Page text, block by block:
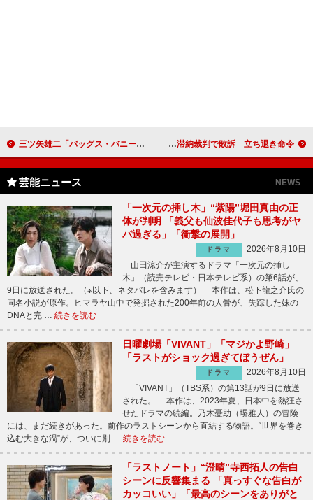
三ツ矢雄二「バッグス・バニーたちはＢ型だと思う」 豪華声優陣が８年ぶりに集結 オセロ・中島知子が家賃滞納裁判で敗訴 立ち退き命令
芸能ニュース NEWS
「一次元の挿し木」“紫陽”堀田真由の正
体が判明 「義父も仙波佳代子も思考がヤ
バ過ぎる」「衝撃の展開」
ドラマ
2026年8月10日
山田涼介が主演するドラマ「一次元の挿し
木」（読売テレビ・日本テレビ系）の第6話が、
9日に放送された。（※以下、ネタバレを含みます） 本作は、松下龍之介氏の
同名小説が原作。ヒマラヤ山中で発掘された200年前の人骨が、失踪した妹の
DNAと完 … 続きを読む
日曜劇場「VIVANT」「マジかよ野崎」
「ラストがショック過ぎてぼうぜん」
ドラマ
2026年8月10日
「VIVANT」（TBS系）の第13話が9日に放送
された。 本作は、2023年夏、日本中を熱狂さ
せたドラマの続編。乃木憂助（堺雅人）の冒険
には、まだ続きがあった。前作のラストシーンから直結する物語。“世界を巻き
込む大きな渦”が、ついに別 … 続きを読む
「ラストノート」“澄晴”寺西拓人の告白
シーンに反響集まる 「真っすぐな告白が
カッコいい」「最高のシーンをありがと